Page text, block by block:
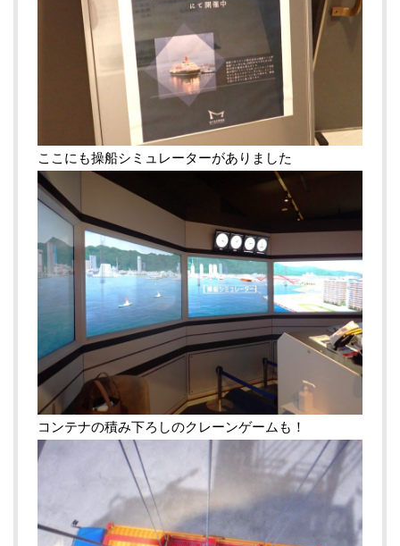
ここにも操船シミュレーターがありました
コンテナの積み下ろしのクレーンゲームも！